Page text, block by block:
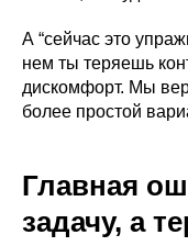
А “сейчас это
нем ты теряешь
дискомфорт. Мы
более простой
Главная
задачу, а